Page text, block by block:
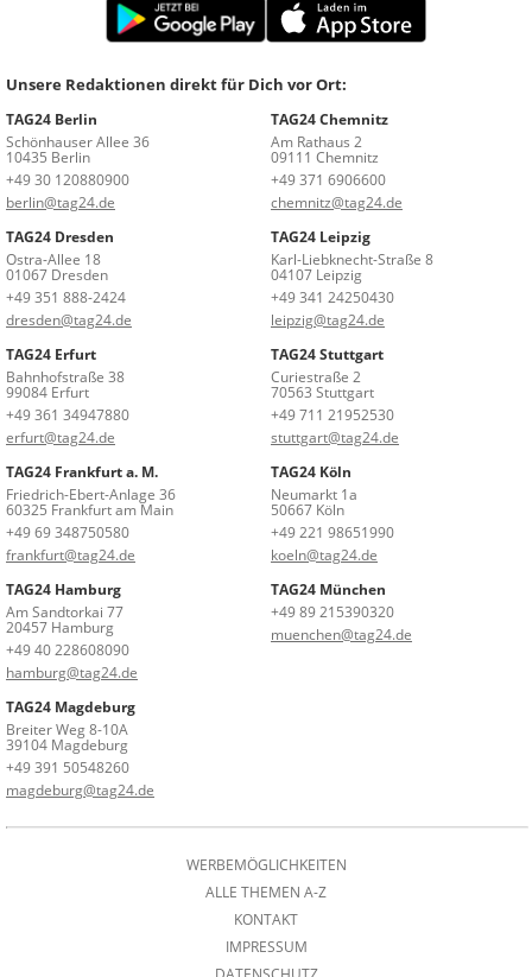
Unsere Redaktionen direkt für Dich vor Ort:
TAG24 Berlin
Schönhauser Allee 36
10435 Berlin
+49 30 120880900
berlin@tag24.de
TAG24 Chemnitz
Am Rathaus 2
09111 Chemnitz
+49 371 6906600
chemnitz@tag24.de
TAG24 Dresden
Ostra-Allee 18
01067 Dresden
+49 351 888-2424
dresden@tag24.de
TAG24 Leipzig
Karl-Liebknecht-Straße 8
04107 Leipzig
+49 341 24250430
leipzig@tag24.de
TAG24 Erfurt
Bahnhofstraße 38
99084 Erfurt
+49 361 34947880
erfurt@tag24.de
TAG24 Stuttgart
Curiestraße 2
70563 Stuttgart
+49 711 21952530
stuttgart@tag24.de
TAG24 Frankfurt a. M.
Friedrich-Ebert-Anlage 36
60325 Frankfurt am Main
+49 69 348750580
frankfurt@tag24.de
TAG24 Köln
Neumarkt 1a
50667 Köln
+49 221 98651990
koeln@tag24.de
TAG24 Hamburg
Am Sandtorkai 77
20457 Hamburg
+49 40 228608090
hamburg@tag24.de
TAG24 München
+49 89 215390320
muenchen@tag24.de
TAG24 Magdeburg
Breiter Weg 8-10A
39104 Magdeburg
+49 391 50548260
magdeburg@tag24.de
WERBEMÖGLICHKEITEN
ALLE THEMEN A-Z
KONTAKT
IMPRESSUM